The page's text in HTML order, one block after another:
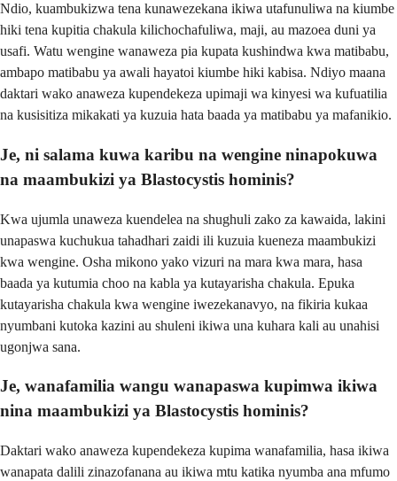
Ndio, kuambukizwa tena kunawezekana ikiwa utafunuliwa na kiumbe
hiki tena kupitia chakula kilichochafuliwa, maji, au mazoea duni ya
usafi. Watu wengine wanaweza pia kupata kushindwa kwa matibabu,
ambapo matibabu ya awali hayatoi kiumbe hiki kabisa. Ndiyo maana
daktari wako anaweza kupendekeza upimaji wa kinyesi wa kufuatilia
na kusisitiza mikakati ya kuzuia hata baada ya matibabu ya mafanikio.
Je, ni salama kuwa karibu na wengine ninapokuwa
na maambukizi ya Blastocystis hominis?
Kwa ujumla unaweza kuendelea na shughuli zako za kawaida, lakini
unapaswa kuchukua tahadhari zaidi ili kuzuia kueneza maambukizi
kwa wengine. Osha mikono yako vizuri na mara kwa mara, hasa
baada ya kutumia choo na kabla ya kutayarisha chakula. Epuka
kutayarisha chakula kwa wengine iwezekanavyo, na fikiria kukaa
nyumbani kutoka kazini au shuleni ikiwa una kuhara kali au unahisi
ugonjwa sana.
Je, wanafamilia wangu wanapaswa kupimwa ikiwa
nina maambukizi ya Blastocystis hominis?
Daktari wako anaweza kupendekeza kupima wanafamilia, hasa ikiwa
wanapata dalili zinazofanana au ikiwa mtu katika nyumba ana mfumo